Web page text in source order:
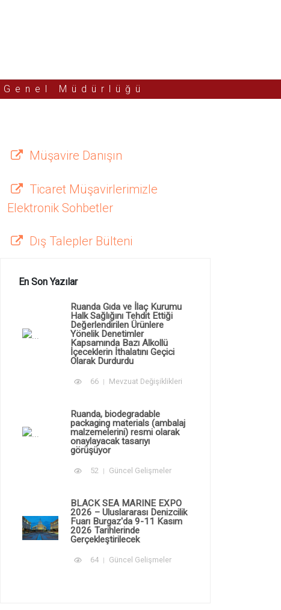
Müdürlüğü
Müşavire Danışın
Ticaret Müşavirlerimizle
Elektronik Sohbetler
Dış Talepler Bülteni
En Son Yazılar
Ruanda Gıda ve İlaç Kurumu
Halk Sağlığını Tehdit Ettiği
Değerlendirilen Ürünlere
Yönelik Denetimler
Kapsamında Bazı Alkollü
İçeceklerin İthalatını Geçici
Olarak Durdurdu
66 Mevzuat Değişiklikleri
Ruanda, biodegradable
packaging materials (ambalaj
malzemelerini) resmi olarak
onaylayacak tasarıyı
görüşüyor
52 Güncel Gelişmeler
BLACK SEA MARINE EXPO
2026 – Uluslararası Denizcilik
Fuarı Burgaz'da 9-11 Kasım
2026 Tarihlerinde
Gerçekleştirilecek
64 Güncel Gelişmeler